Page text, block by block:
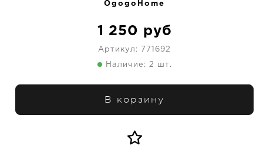
OgogoHome
1 250 руб
Артикул: 771692
Наличие: 2 шт.
В корзину